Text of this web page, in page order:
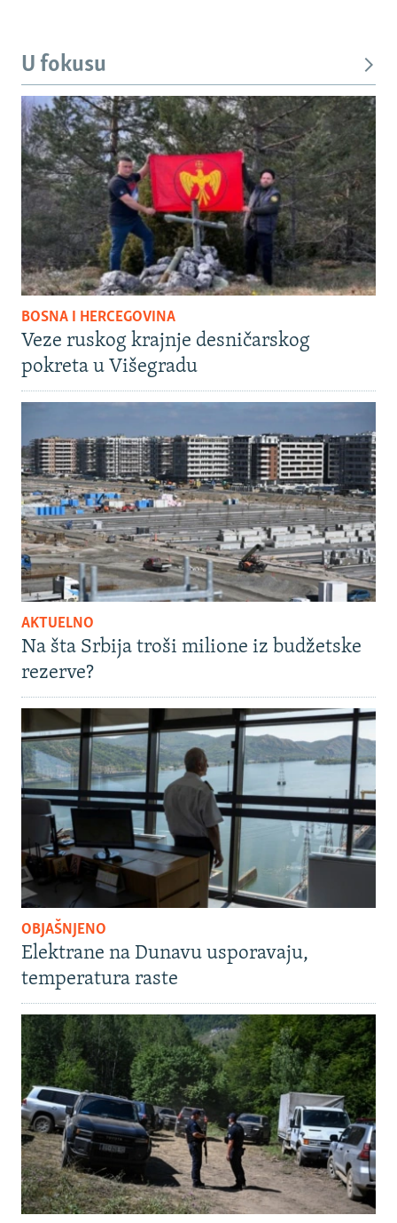
U fokusu
BOSNA I HERCEGOVINA
Veze ruskog krajnje desničarskog
pokreta u Višegradu
AKTUELNO
Na šta Srbija troši milione iz budžetske
rezerve?
OBJAŠNJENO
Elektrane na Dunavu usporavaju,
temperatura raste